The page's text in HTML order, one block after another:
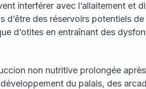
interférer avec l’allaitement et
d’être des réservoirs potentiels
d’otites en entraînant des
non nutritive prolongée
du palais, des